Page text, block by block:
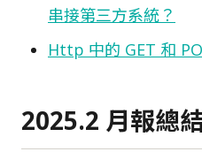
串接第三方系統？
Http 中的 GET 和
2025.2 月報總